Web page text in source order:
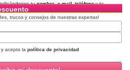
tunombre,e-mail,teléfonoy tu
de 24h.
trucos y consejos de nuestras expertas!
acepto la política de privacidad